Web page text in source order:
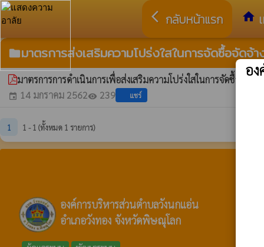
arrow_back_ios กลับหน้าแรก home
folderมาตรการส่งเสริมความโปร่งใสในการจัดซื้อจัดจ้า
มาตรการการดำเนินการเพื่อส่งเสริมความโปร่งใสในการจัดซื้อจัดจ้า
event 14 มกราคม 2562visibility 239 แชร์
1 1 - 1 (ทั้งหมด 1 รายการ)
องค์การบริหารส่วนตำบลวังนกแอ่น
อำเภอวังทอง จังหวัดพิษณุโลก
อ